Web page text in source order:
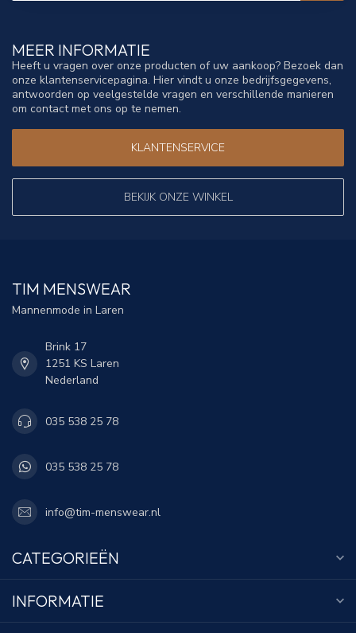
MEER INFORMATIE
Heeft u vragen over onze producten of uw aankoop? Bezoek dan
onze klantenservicepagina. Hier vindt u onze bedrijfsgegevens,
antwoorden op veelgestelde vragen en verschillende manieren
om contact met ons op te nemen.
KLANTENSERVICE
BEKIJK ONZE WINKEL
TIM MENSWEAR
Mannenmode in Laren
Brink 17
1251 KS Laren
Nederland
035 538 25 78
035 538 25 78
info@tim-menswear.nl
CATEGORIEËN
INFORMATIE